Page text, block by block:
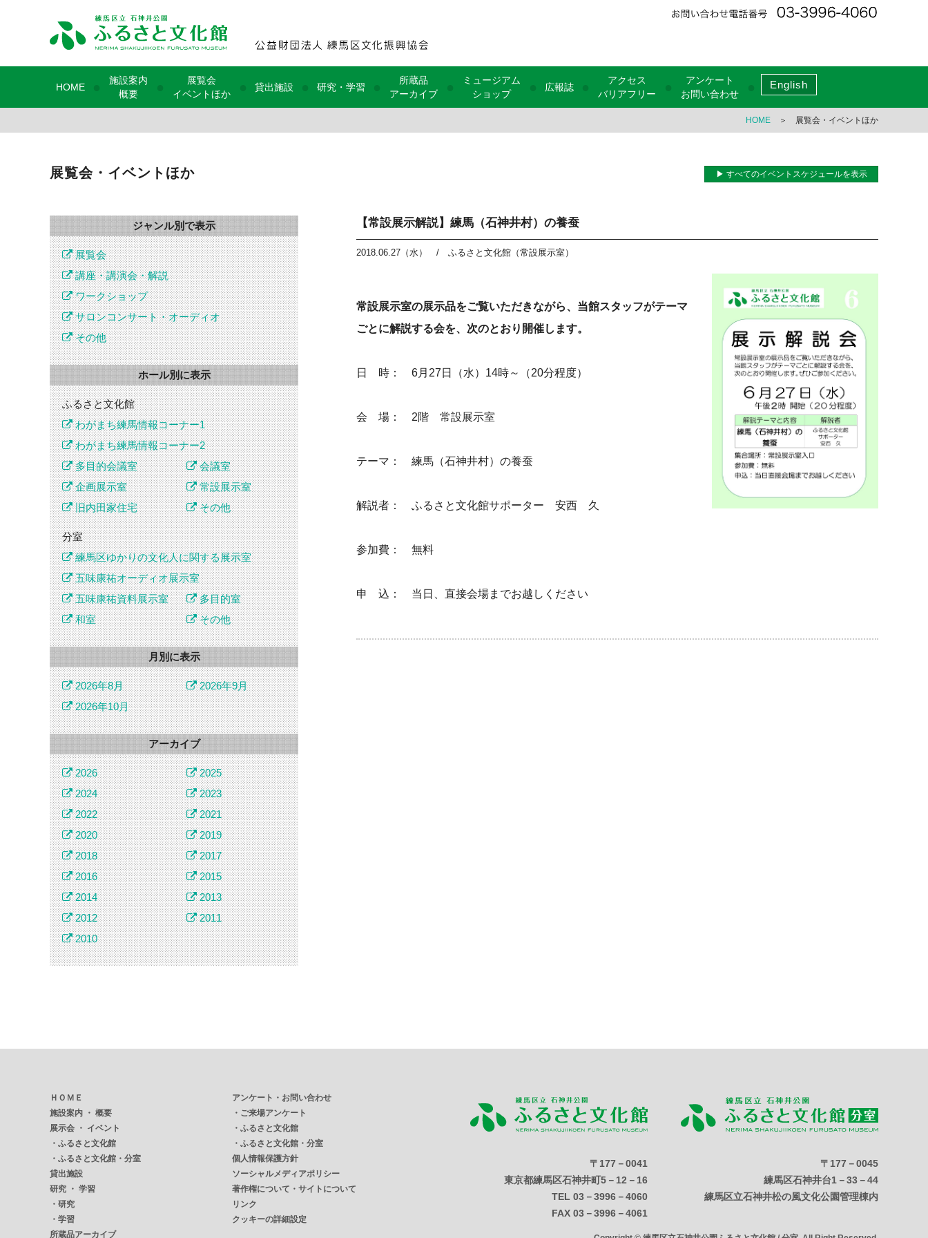
HOME
施設案内
概要
展覧会
イベントほか
貸出施設 研究・学習
所蔵品
アーカイブ
ミュージアム
ショップ
広報誌
アクセス
バリアフリー
アンケート
お問い合わせ
English
HOME ＞ 展覧会・イベントほか
展覧会・イベントほか ▶ すべてのイベントスケジュールを表示
ジャンル別で表示
展覧会
講座・講演会・解説
ワークショップ
サロンコンサート・オーディオ
その他
ホール別に表示
ふるさと文化館
わがまち練馬情報コーナー1
わがまち練馬情報コーナー2
多目的会議室
会議室
企画展示室
常設展示室
旧内田家住宅
その他
分室
練馬区ゆかりの文化人に関する展示室
五味康祐オーディオ展示室
五味康祐資料展示室
多目的室
和室
その他
月別に表示
2026年8月
2026年9月
2026年10月
アーカイブ
2026
2025
2024
2023
2022
2021
2020
2019
2018
2017
2016
2015
2014
2013
2012
2011
2010
【常設展示解説】練馬（石神井村）の養蚕
2018.06.27（水） / ふるさと文化館（常設展示室）
常設展示室の展示品をご覧いただきながら、当館スタッフがテーマ
ごとに解説する会を、次のとおり開催します。
日 時： 6月27日（水）14時～（20分程度）
会 場： 2階 常設展示室
テーマ： 練馬（石神井村）の養蚕
解説者： ふるさと文化館サポーター 安西 久
参加費： 無料
申 込： 当日、直接会場までお越しください
ＨＯＭＥ
施設案内 ・ 概要
展示会 ・ イベント
・ ふるさと文化館
・ ふるさと文化館・分室
貸出施設
研究 ・ 学習
・ 研究
・ 学習
所蔵品アーカイブ
アンケート・お問い合わせ
・ ご来場アンケート
・ ふるさと文化館
・ ふるさと文化館・分室
個人情報保護方針
ソーシャルメディアポリシー
著作権について・サイトについて
リンク
クッキーの詳細設定
〒177－0045
練馬区石神井台1－33－44
練馬区立石神井松の風文化公園管理棟内
〒177－0041
東京都練馬区石神井町5－12－16
TEL 03－3996－4060
FAX 03－3996－4061